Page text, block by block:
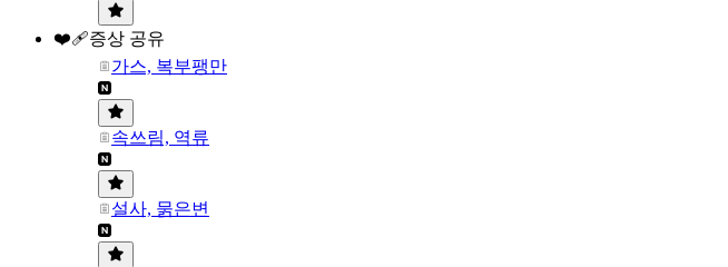
❤️‍🩹증상 공유
가스, 복부팽만
속쓰림, 역류
설사, 묽은변